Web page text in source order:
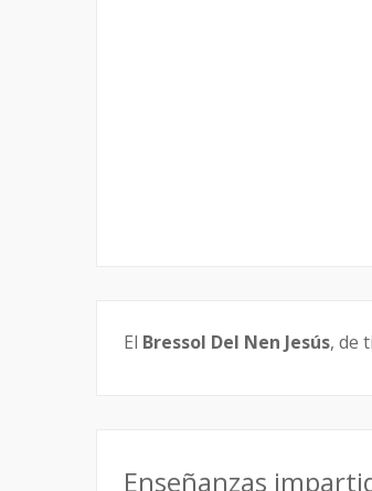
El Bressol Del Nen Jesús, de
Enseñanzas